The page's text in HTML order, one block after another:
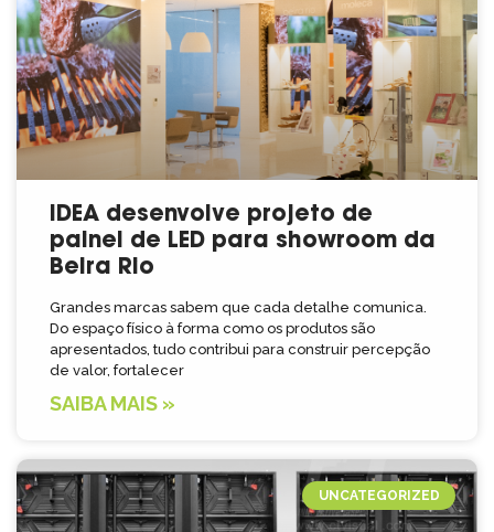
IDEA desenvolve projeto de
painel de LED para showroom da
Beira Rio
Grandes marcas sabem que cada detalhe comunica.
Do espaço físico à forma como os produtos são
apresentados, tudo contribui para construir percepção
de valor, fortalecer
SAIBA MAIS »
UNCATEGORIZED